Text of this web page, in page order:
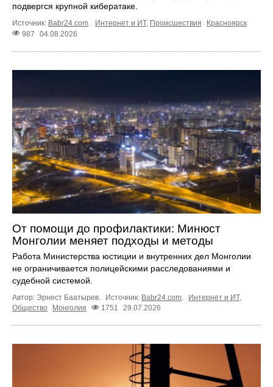
подвергся крупной кибератаке.
Источник: Babr24.com. Интернет и ИТ, Происшествия
Красноярск
987
04.08.2026
От помощи до профилактики: Минюст
Монголии меняет подходы и методы
Работа Министерства юстиции и внутренних дел Монголии
не ограничивается полицейскими расследованиями и
судебной системой.
Автор: Эрнест Баатырев. Источник: Babr24.com. Интернет и ИТ,
Общество
Монголия 1751 29.07.2026